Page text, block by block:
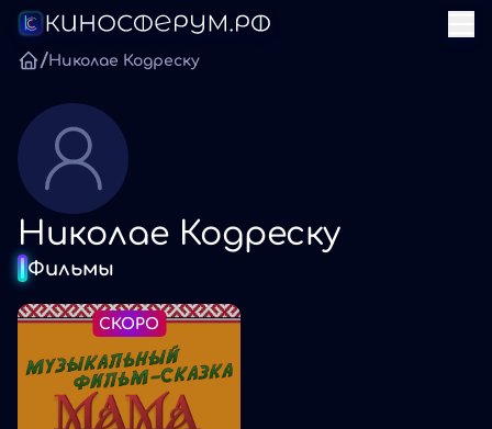
/Николае Кодреску
Николае Кодреску
Фильмы
СКОРО